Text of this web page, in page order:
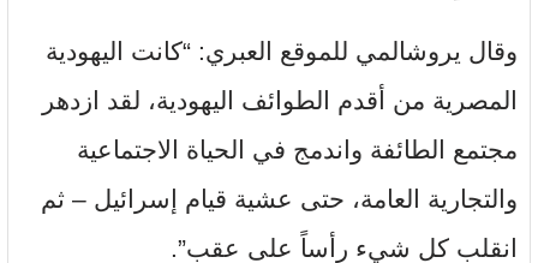
وقال يروشالمي للموقع العبري: “كانت اليهودية
المصرية من أقدم الطوائف اليهودية، لقد ازدهر
مجتمع الطائفة واندمج في الحياة الاجتماعية
والتجارية العامة، حتى عشية قيام إسرائيل – ثم
انقلب كل شيء رأساً على عقب”.